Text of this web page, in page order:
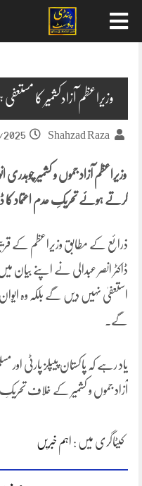
وزیراعظم آزادکشمیر کا
Shahzad Raza
وزیراعظم آزاد جموں و کشمیر
کرتے ہوئے تحریکِ عدم اعتماد کا
ذرائع کے مطابق وزیراعظم کے
ڈاکٹر انصر عبدالی نے اپنے بیان
استعفیٰ نہیں دیں گے بلکہ وہ ایوان
گے۔
یاد رہے کہ پاکستان پیپلز پارٹی
آزاد جموں و کشمیر کے خلاف تحریکِ
کیٹاگری میں : اہم خبریں